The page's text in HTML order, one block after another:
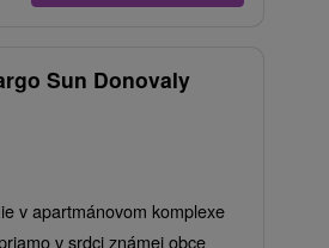
Sun Donovaly
v apartmánovom komplexe
v srdci známej obce